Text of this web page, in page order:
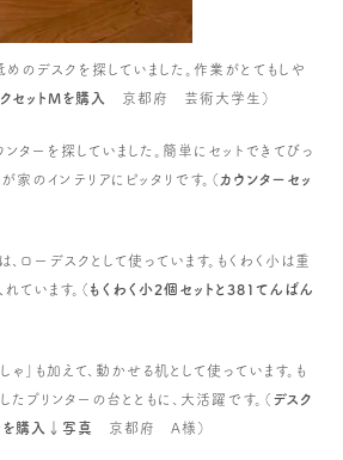
めのデスクを探していました。作業がとてもしや
セットMを購入 京都府 芸術大学生）
ンターを探していました。簡単にセットできてびっ
家のインテリアにピッタリです。（ カウンターセッ
、ローデスクとして使っています。もくわく小は重
ています。（ もくわく小2個セットと381てんばん
」も加えて、動かせる机として使っています。も
たプリンターの台とともに、大活躍です。（ デスク
を購入↓写真
京都府 A様）